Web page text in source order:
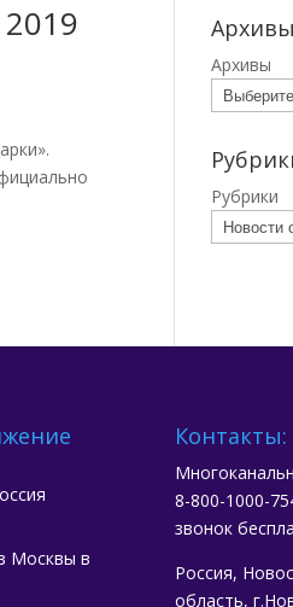
Архивы
Архивы
Рубрики
Москвы в
Контакты:
8-800-1000-
звонок
Россия,
область,